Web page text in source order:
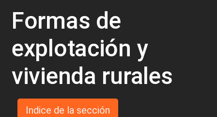
Formas de
explotación y
vivienda rurales
Indice de la sección